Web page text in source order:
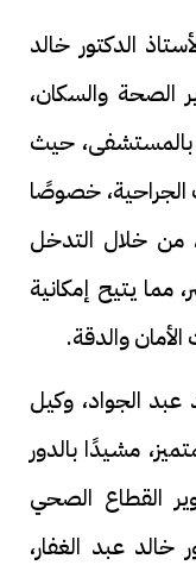
الدكتور خالد
الصحة والسكان،
بالمستشفى، حيث
الجراحية، خصوصًا
من خلال التدخل
يتيح إمكانية
والدقة.
الجواد، وكيل
مشيدًا بالدور
القطاع الصحي
خالد عبد الغفار،